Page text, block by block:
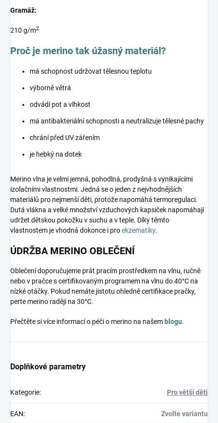
Gramáž:
210 g/m2
Proč je merino tak úžasný materiál?
má schopnost udržovat tělesnou teplotu
výborně větrá
odvádí pot a vlhkost
má antibakteriální schopnosti a neutralizuje tělesné pachy
chrání před UV zářením
je hebký na dotek
Merino vlna je velmi jemná, pohodlná, prodyšná s vynikajícími
izolačními vlastnostmi. Jedná se o jeden z nejvhodnějších
materiálů pro nejmenší děti, protože napomáhá termoregulaci.
Dutá vlákna a velké množství vzduchových kapsiček napomáhají
udržet dětskou pokožku v suchu a v teple. Díky těmto
vlastnostem je vhodná dokonce i proekzematiky.
ÚDRŽBA MERINO OBLEČENÍ
Oblečení doporučujeme prát pracím prostředkem na vlnu, ručně
nebo v pračce s certifikovaným programem na vlnu do 40°C na
nízké otáčky. Pokud nemáte jistotu ohledně certifikace pračky,
perte merino raději na 30°C.
Přečtěte si více informací o péči o merino na našem blogu.
Doplňkové parametry
Kategorie: Pro větší děti
EAN: Zvolte variantu